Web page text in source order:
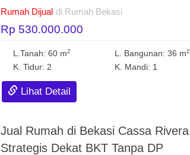
Rumah Dijual di Rumah Bekasi
Rp 530.000.000
L.Tanah: 60 m2 L. Bangunan: 36 m2
K. Tidur: 2 K. Mandi: 1
Lihat Detail
Jual Rumah di Bekasi Cassa Rivera
Strategis Dekat BKT Tanpa DP